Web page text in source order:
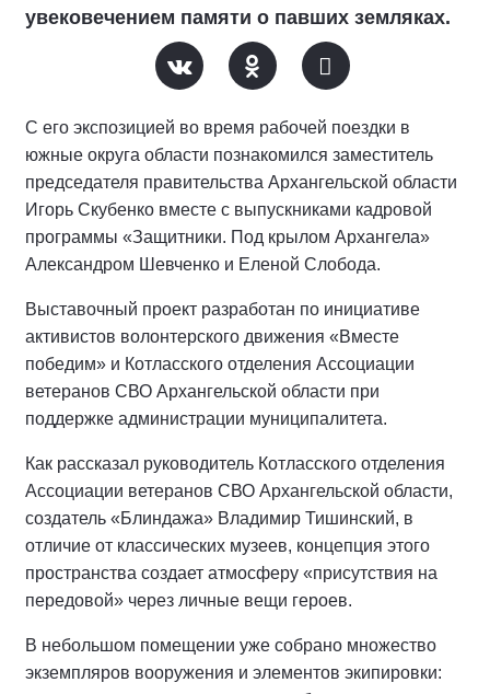
увековечением памяти о павших земляках.
С его экспозицией во время рабочей поездки в
южные округа области познакомился заместитель
председателя правительства Архангельской области
Игорь Скубенко вместе с выпускниками кадровой
программы «Защитники. Под крылом Архангела»
Александром Шевченко и Еленой Слобода.
Выставочный проект разработан по инициативе
активистов волонтерского движения «Вместе
победим» и Котласского отделения Ассоциации
ветеранов СВО Архангельской области при
поддержке администрации муниципалитета.
Как рассказал руководитель Котласского отделения
Ассоциации ветеранов СВО Архангельской области,
создатель «Блиндажа» Владимир Тишинский, в
отличие от классических музеев, концепция этого
пространства создает атмосферу «присутствия на
передовой» через личные вещи героев.
В небольшом помещении уже собрано множество
экземпляров вооружения и элементов экипировки: